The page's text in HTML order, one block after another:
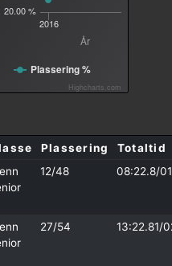
År
2016
20.00 %
Plassering %
Highcharts.com
Plassering
Totaltid
12/48 08:22.8/
27/54 13:22.81/